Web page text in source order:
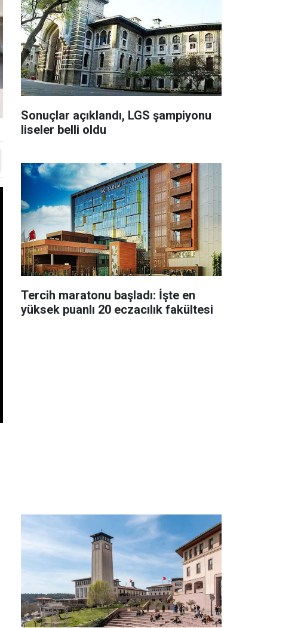
Sonuçlar açıklandı, LGS şampiyonu
liseler belli oldu
Tercih maratonu başladı: İşte en
yüksek puanlı 20 eczacılık fakültesi